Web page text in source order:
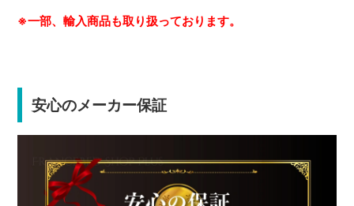
※一部、輸入商品も取り扱っております。
安心のメーカー保証